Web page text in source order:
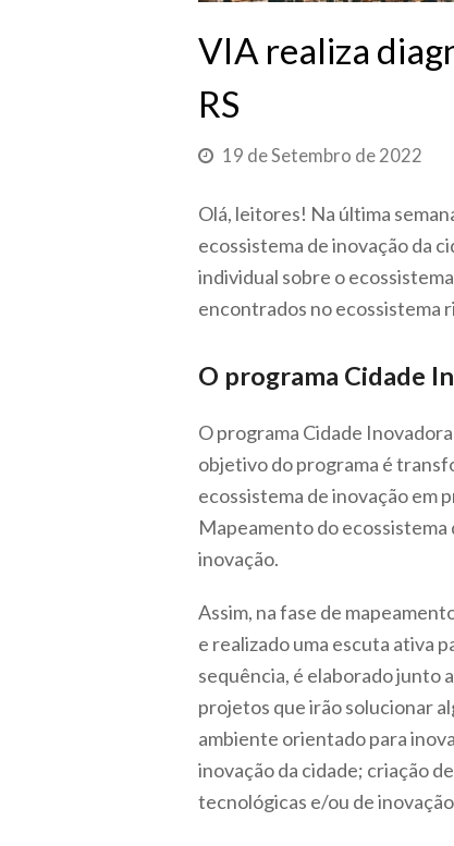
VIA realiza
RS
19 de Setembro de 2022
Olá, leitores! Na última
ecossistema de inovação da
individual sobre o
encontrados no ecossistema
O programa Cidade
O programa Cidade
objetivo do programa é
ecossistema de inovação em
Mapeamento do ecossistema
inovação.
Assim, na fase de
e realizado uma escuta ativa
sequência, é elaborado junto
projetos que irão solucionar
ambiente orientado para
inovação da cidade; criação
tecnológicas e/ou de